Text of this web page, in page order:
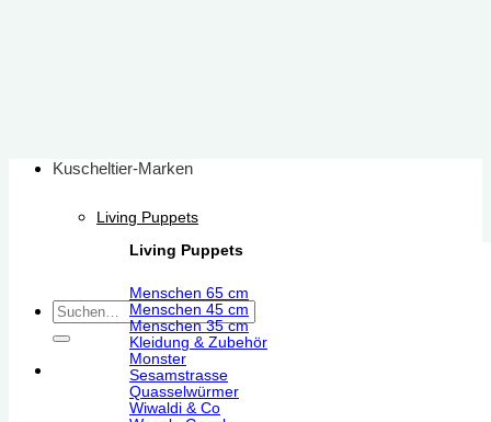
Suchen
nach:
Kuscheltier-Marken
Living Puppets
Living Puppets
Menschen 65 cm
Menschen 45 cm
Menschen 35 cm
Kleidung & Zubehör
Monster
Sesamstrasse
Quasselwürmer
Wiwaldi & Co